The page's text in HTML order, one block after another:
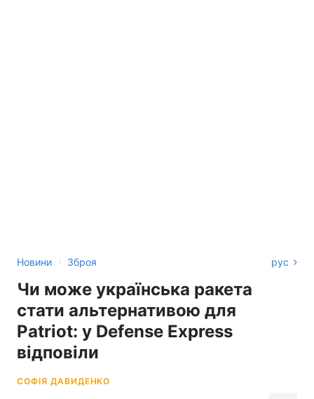
Новини › Зброя рус
Чи може українська ракета
стати альтернативою для
Patriot: у Defense Express
відповіли
СОФІЯ ДАВИДЕНКО